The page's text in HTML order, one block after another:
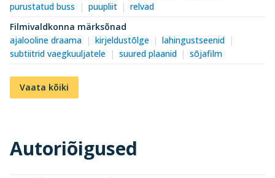
purustatud buss
puupliit
relvad
Filmivaldkonna märksõnad
ajalooline draama
kirjeldustõlge
lahingustseenid
subtiitrid vaegkuuljatele
suured plaanid sõjafilm
Vaata kõiki
Autoriõigused